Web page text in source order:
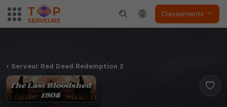
Classements
Serveur Red Dead Redemption 2